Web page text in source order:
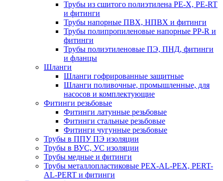
Трубы из сшитого полиэтилена PE-X, PE-RT
и фитинги
Трубы напорные ПВХ, НПВХ и фитинги
Трубы полипропиленовые напорные PP-R и
фитинги
Трубы полиэтиленовые ПЭ, ПНД, фитинги
и фланцы
Шланги
Шланги гофрированные защитные
Шланги поливочные, промышленные, для
насосов и комплектующие
Фитинги резьбовые
Фитинги латунные резьбовые
Фитинги стальные резьбовые
Фитинги чугунные резьбовые
Трубы в ППУ ПЭ изоляции
Трубы в ВУС, УС изоляции
Трубы медные и фитинги
Трубы металлопластиковые PEX-AL-PEX, PERT-
AL-PERT и фитинги